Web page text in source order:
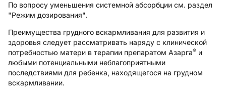
По вопросу уменьшения системной абсорбции см. раздел
"Режим дозирования".
Преимущества грудного вскармливания для развития и
здоровья следует рассматривать наряду с клинической
потребностью матери в терапии препаратом Азарга® и
любыми потенциальными неблагоприятными
последствиями для ребенка, находящегося на грудном
вскармливании.